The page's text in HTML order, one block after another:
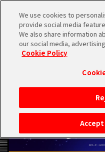
HOME
NEWS
We use cookies to
provide social media
We also share information
our social media,
Cookie Policy